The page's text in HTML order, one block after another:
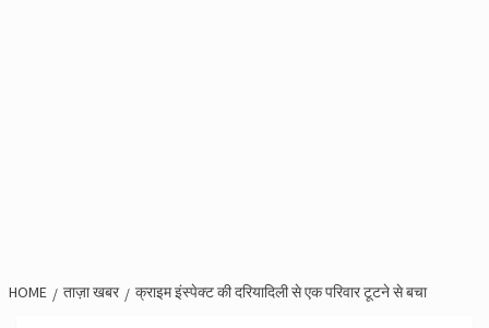
HOME ताज़ा खबर क्राइम इंस्पेक्ट की दरियादिली से एक परिवार टूटने से बचा